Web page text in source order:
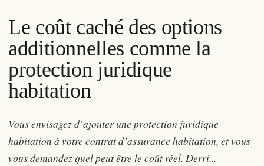
Le coût caché des options
additionnelles comme la
protection juridique
habitation
Vous envisagez d’ajouter une protection juridique
habitation à votre contrat d’assurance habitation, et vous
vous demandez quel peut être le coût réel. Derri...